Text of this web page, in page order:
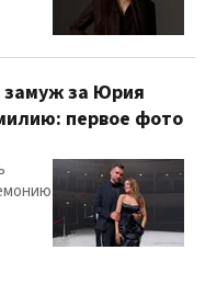
за Юрия
первое фото